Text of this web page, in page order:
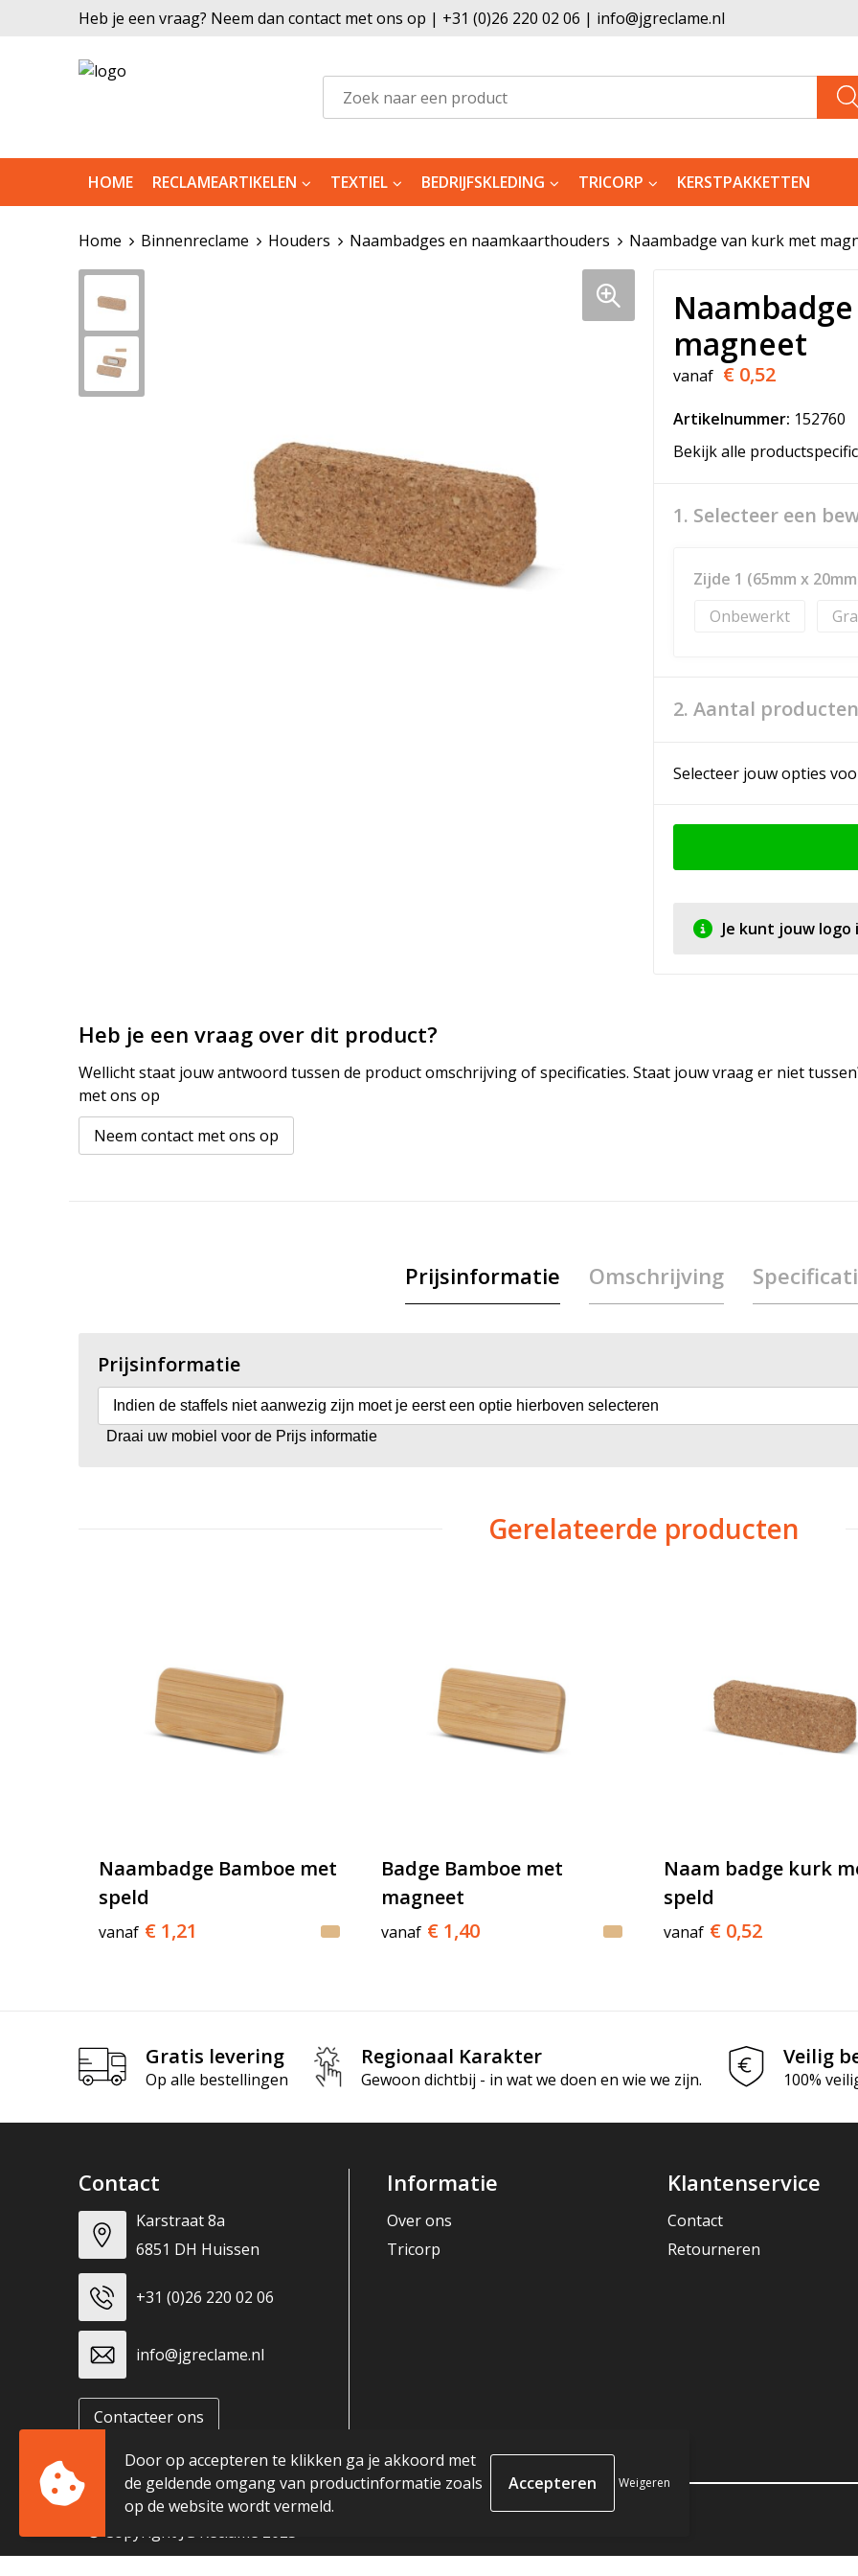
Heb je een vraag? Neem dan contact met ons op | +31 (0)26 220 02 06 | info@jgreclame.nl
HOME RECLAMEARTIKELEN TEXTIEL BEDRIJFSKLEDING TRICORP KERSTPAKKETTEN
Home Binnenreclame Houders Naambadges en naamkaarthouders Naambadge van kurk met
magneet
vanaf € 0,52
Artikelnummer: 152760
Bekijk alle
1. Selecteer een
Zijde 1 (65mm x
Onbewerkt
2. Aantal producten
Selecteer jouw opties
Je kunt jouw
Heb je een vraag over dit product?
Wellicht staat jouw antwoord tussen de product omschrijving of specificaties. Staat jouw vraag er niet
met ons op
Neem contact met ons op
Prijsinformatie Omschrijving
Prijsinformatie
Indien de staffels niet aanwezig zijn moet je eerst een optie hierboven selecteren
Draai uw mobiel voor de Prijs informatie
Gerelateerde producten
Naambadge Bamboe met
speld
vanaf € 1,21
Badge Bamboe met
magneet
vanaf € 1,40
Naam badge kurk
speld
vanaf € 0,52
Gratis levering
Op alle bestellingen
Regionaal Karakter
Gewoon dichtbij - in wat we doen en wie we zijn.
Veilig
100%
Contact
Karstraat 8a
6851 DH Huissen
+31 (0)26 220 02 06
info@jgreclame.nl
Contacteer ons
Informatie
Over ons
Tricorp
Klantenservice
Contact
Retourneren
© Copyright JG Reclame 2023
Door op accepteren te klikken ga je akkoord met
de geldende omgang van productinformatie zoals
op de website wordt vermeld.
Weigeren